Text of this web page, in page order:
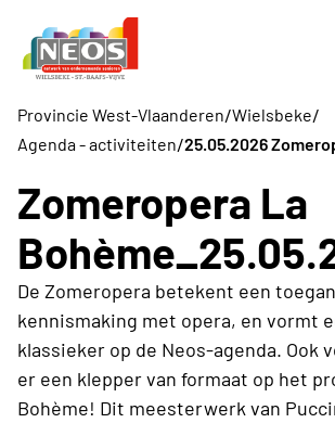
Provincie West-Vlaanderen/Wielsbeke/
Agenda - activiteiten/25.05.2026
Zomeropera La
De Zomeropera betekent een
kennismaking met opera, en vormt
klassieker op de Neos-agenda. Ook
er een klepper van formaat op het
Bohème! Dit meesterwerk van